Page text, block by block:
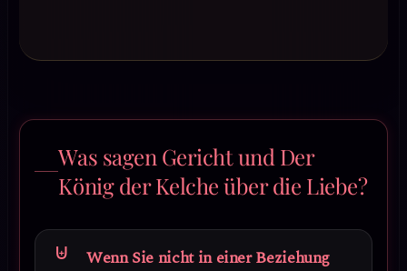
Was sagen Gericht und Der
König der Kelche über die Liebe?
Wenn Sie nicht in einer Beziehung